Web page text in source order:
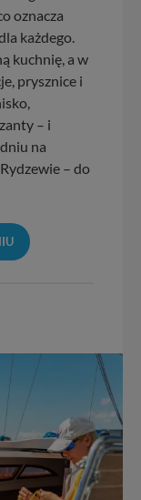
oznacza
każdego.
kuchnię, a w
prysznice i
– i
na
– do